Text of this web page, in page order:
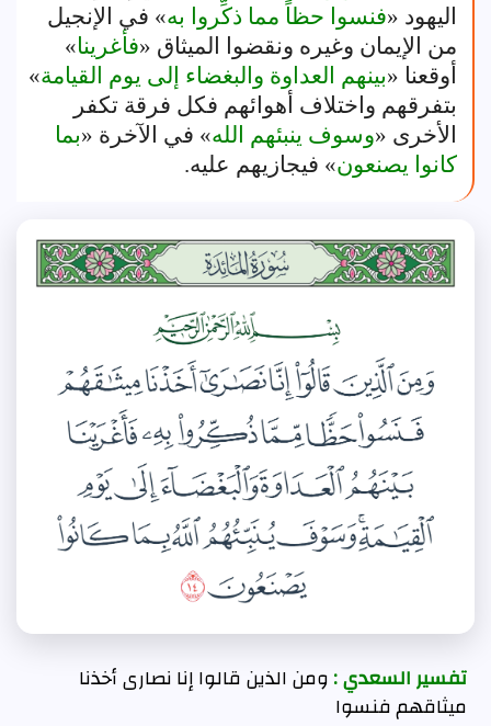
اليهود «فنسوا حظاً مما ذكِّروا به» في الإنجيل
من الإيمان وغيره ونقضوا الميثاق «فأغرينا»
أوقعنا «بينهم العداوة والبغضاء إلى يوم القيامة»
بتفرقهم واختلاف أهوائهم فكل فرقة تكفر
الأخرى «وسوف ينبئهم الله» في الآخرة «بما
كانوا يصنعون» فيجازيهم عليه.
تفسير السعدي :ومن الذين قالوا إنا نصارى أخذنا
ميثاقهم فنسوا